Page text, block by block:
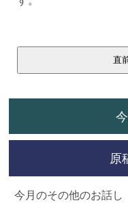
原
今月のその他のお話し